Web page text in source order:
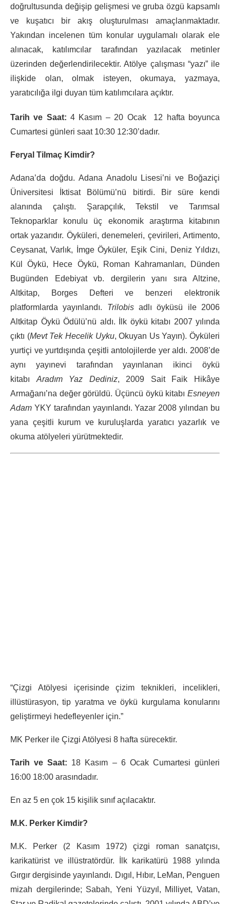
doğrultusunda değişip gelişmesi ve gruba özgü kapsamlı
ve kuşatıcı bir akış oluşturulması amaçlanmaktadır.
Yakından incelenen tüm konular uygulamalı olarak ele
alınacak, katılımcılar tarafından yazılacak metinler
üzerinden değerlendirilecektir. Atölye çalışması “yazı” ile
ilişkide olan, olmak isteyen, okumaya, yazmaya,
yaratıcılığa ilgi duyan tüm katılımcılara açıktır.
Tarih ve Saat:4 Kasım – 20 Ocak 12 hafta boyunca
Cumartesi günleri saat 10:30 12:30’dadır.
Feryal Tilmaç Kimdir?
Adana’da doğdu. Adana Anadolu Lisesi’ni ve Boğaziçi
Üniversitesi İktisat Bölümü’nü bitirdi. Bir süre kendi
alanında çalıştı. Şarapçılık, Tekstil ve Tarımsal
Teknoparklar konulu üç ekonomik araştırma kitabının
ortak yazarıdır. Öyküleri, denemeleri, çevirileri, Artimento,
Ceysanat, Varlık, İmge Öyküler, Eşik Cini, Deniz Yıldızı,
Kül Öykü, Hece Öykü, Roman Kahramanları, Dünden
Bugünden Edebiyat vb. dergilerin yanı sıra Altzine,
Altkitap, Borges Defteri ve benzeri elektronik
platformlarda yayınlandı. Trilobisadlı öyküsü ile 2006
Altkitap Öykü Ödülü’nü aldı. İlk öykü kitabı 2007 yılında
çıktı (Mevt Tek Hecelik Uyku, Okuyan Us Yayın). Öyküleri
yurtiçi ve yurtdışında çeşitli antolojilerde yer aldı. 2008’de
aynı yayınevi tarafından yayınlanan ikinci öykü
kitabı Aradım Yaz Dediniz, 2009 Sait Faik Hikâye
Armağanı’na değer görüldü. Üçüncü öykü kitabı Esneyen
Adam YKY tarafından yayınlandı. Yazar 2008 yılından bu
yana çeşitli kurum ve kuruluşlarda yaratıcı yazarlık ve
okuma atölyeleri yürütmektedir.
“Çizgi Atölyesi içerisinde çizim teknikleri, incelikleri,
illüstürasyon, tip yaratma ve öykü kurgulama konularını
geliştirmeyi hedefleyenler için.”
MK Perker ile Çizgi Atölyesi 8 hafta sürecektir.
Tarih ve Saat: 18 Kasım – 6 Ocak Cumartesi günleri
16:00 18:00 arasındadır.
En az 5 en çok 15 kişilik sınıf açılacaktır.
M.K. Perker Kimdir?
M.K. Perker (2 Kasım 1972) çizgi roman sanatçısı,
karikatürist ve illüstratördür. İlk karikatürü 1988 yılında
Gırgır dergisinde yayınlandı. Dıgıl, Hıbır, LeMan, Penguen
mizah dergilerinde; Sabah, Yeni Yüzyıl, Milliyet, Vatan,